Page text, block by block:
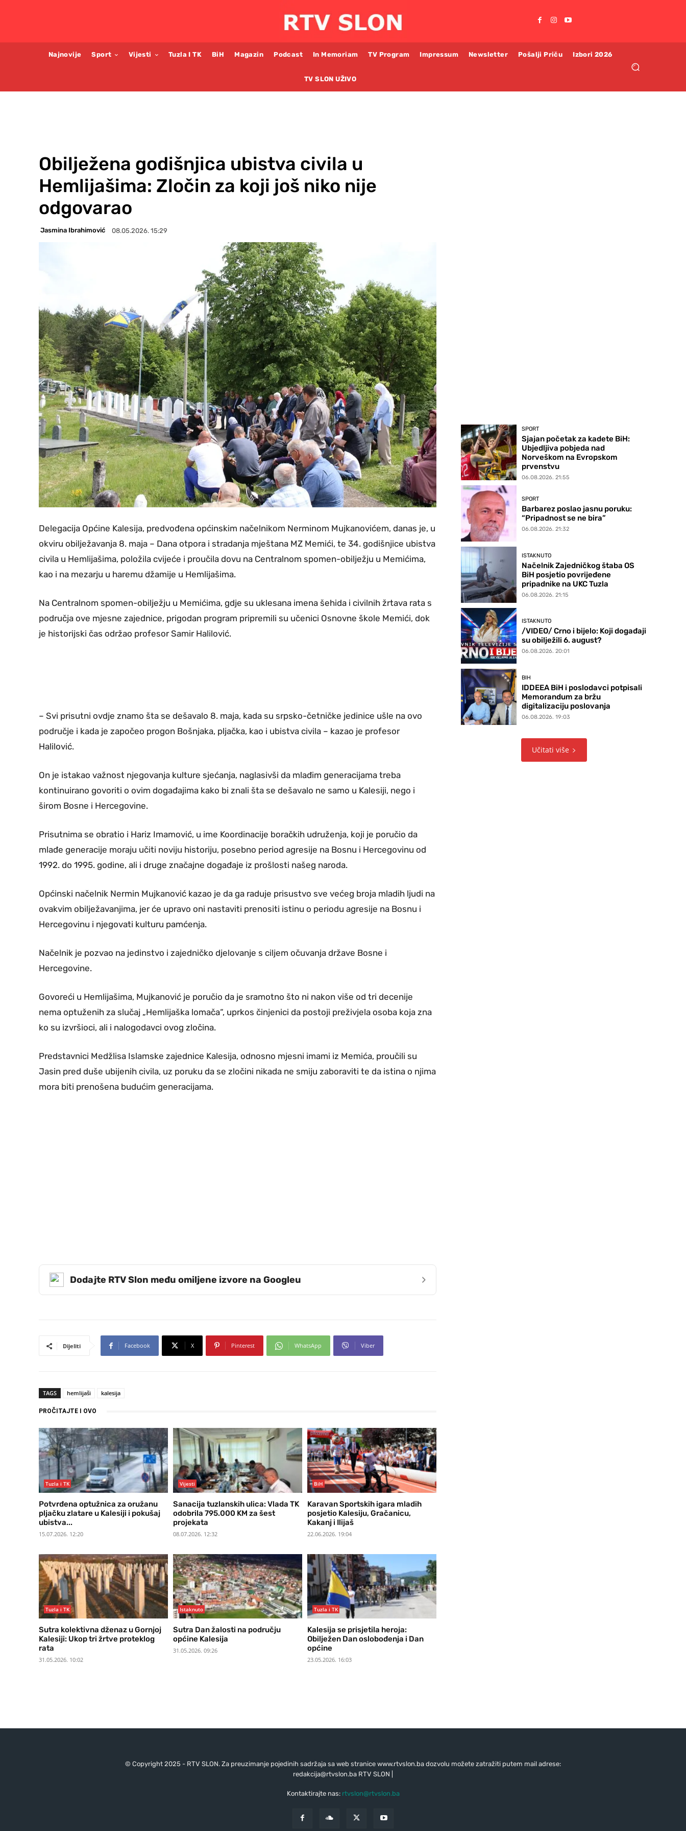
Najnovije Sport Vijesti Tuzla I TK BiH Magazin Podcast In Memoriam TV Program Impressum Newsletter Pošalji Priču Izbori 2026
TV SLON UŽIVO
Obilježena godišnjica ubistva civila u
Hemlijašima: Zločin za koji još niko nije
odgovarao
Jasmina Ibrahimović 08.05.2026. 15:29
Delegacija Općine Kalesija, predvođena općinskim načelnikom Nerminom Mujkanovićem, danas je, u
okviru obilježavanja 8. maja – Dana otpora i stradanja mještana MZ Memići, te 34. godišnjice ubistva
civila u Hemlijašima, položila cvijeće i proučila dovu na Centralnom spomen-obilježju u Memićima,
kao i na mezarju u haremu džamije u Hemlijašima.
Na Centralnom spomen-obilježju u Memićima, gdje su uklesana imena šehida i civilnih žrtava rata s
područja ove mjesne zajednice, prigodan program pripremili su učenici Osnovne škole Memići, dok
je historijski čas održao profesor Samir Halilović.
– Svi prisutni ovdje znamo šta se dešavalo 8. maja, kada su srpsko-četničke jedinice ušle na ovo
područje i kada je započeo progon Bošnjaka, pljačka, kao i ubistva civila – kazao je profesor
Halilović.
On je istakao važnost njegovanja kulture sjećanja, naglasivši da mlađim generacijama treba
kontinuirano govoriti o ovim događajima kako bi znali šta se dešavalo ne samo u Kalesiji, nego i
širom Bosne i Hercegovine.
Prisutnima se obratio i Hariz Imamović, u ime Koordinacije boračkih udruženja, koji je poručio da
mlađe generacije moraju učiti noviju historiju, posebno period agresije na Bosnu i Hercegovinu od
1992. do 1995. godine, ali i druge značajne događaje iz prošlosti našeg naroda.
Općinski načelnik Nermin Mujkanović kazao je da ga raduje prisustvo sve većeg broja mladih ljudi na
ovakvim obilježavanjima, jer će upravo oni nastaviti prenositi istinu o periodu agresije na Bosnu i
Hercegovinu i njegovati kulturu pamćenja.
Načelnik je pozvao na jedinstvo i zajedničko djelovanje s ciljem očuvanja države Bosne i
Hercegovine.
Govoreći u Hemlijašima, Mujkanović je poručio da je sramotno što ni nakon više od tri decenije
nema optuženih za slučaj „Hemlijaška lomača“, uprkos činjenici da postoji preživjela osoba koja zna
ko su izvršioci, ali i nalogodavci ovog zločina.
Predstavnici Medžlisa Islamske zajednice Kalesija, odnosno mjesni imami iz Memića, proučili su
Jasin pred duše ubijenih civila, uz poruku da se zločini nikada ne smiju zaboraviti te da istina o njima
mora biti prenošena budućim generacijama.
Dodajte RTV Slon među omiljene izvore na Googleu ›
Dijeliti Facebook X Pinterest WhatsApp Viber
TAGS hemlijaši kalesija
PROČITAJTE I OVO
Tuzla i TK
Potvrđena optužnica za oružanu
pljačku zlatare u Kalesiji i pokušaj
ubistva...
15.07.2026. 12:20
Vijesti
Sanacija tuzlanskih ulica: Vlada TK
odobrila 795.000 KM za šest
projekata
08.07.2026. 12:32
BiH
Karavan Sportskih igara mladih
posjetio Kalesiju, Gračanicu,
Kakanj i Ilijaš
22.06.2026. 19:04
Tuzla i TK
Sutra kolektivna dženaz u Gornjoj
Kalesiji: Ukop tri žrtve proteklog
rata
31.05.2026. 10:02
Istaknuto
Sutra Dan žalosti na području
općine Kalesija
31.05.2026. 09:26
Tuzla i TK
Kalesija se prisjetila heroja:
Obilježen Dan oslobođenja i Dan
općine
23.05.2026. 16:03
SPORT
Sjajan početak za kadete BiH:
Ubjedljiva pobjeda nad
Norveškom na Evropskom
prvenstvu
06.08.2026. 21:55
SPORT
Barbarez poslao jasnu poruku:
“Pripadnost se ne bira”
06.08.2026. 21:32
ISTAKNUTO
Načelnik Zajedničkog štaba OS
BiH posjetio povrijeđene
pripadnike na UKC Tuzla
06.08.2026. 21:15
ISTAKNUTO
/VIDEO/ Crno i bijelo: Koji događaji
su obilježili 6. august?
06.08.2026. 20:01
BIH
IDDEEA BiH i poslodavci potpisali
Memorandum za bržu
digitalizaciju poslovanja
06.08.2026. 19:03
Učitati više
© Copyright 2025 - RTV SLON. Za preuzimanje pojedinih sadržaja sa web stranice www.rtvslon.ba dozvolu možete zatražiti putem mail adrese:
redakcija@rtvslon.baRTV SLON |
Kontaktirajte nas: rtvslon@rtvslon.ba